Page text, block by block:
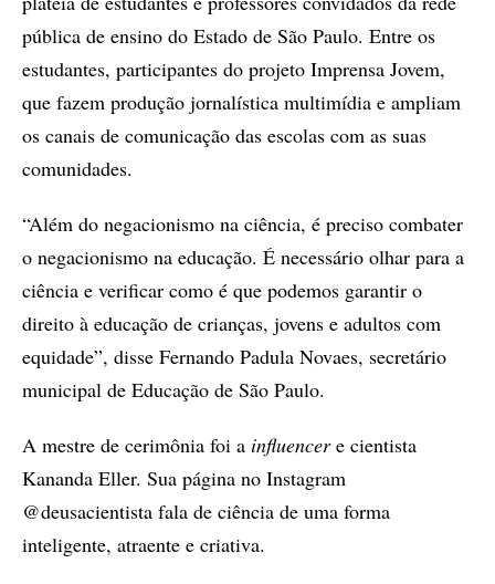
pública de ensino do Estado de São Paulo. Entre os
estudantes, participantes do projeto Imprensa Jovem,
que fazem produção jornalística multimídia e ampliam
os canais de comunicação das escolas com as suas
comunidades.
“Além do negacionismo na ciência, é preciso combater
o negacionismo na educação. É necessário olhar para a
ciência e verificar como é que podemos garantir o
direito à educação de crianças, jovens e adultos com
equidade”, disse Fernando Padula Novaes, secretário
municipal de Educação de São Paulo.
A mestre de cerimônia foi a influencere cientista
Kananda Eller. Sua página no Instagram
@deusacientista fala de ciência de uma forma
inteligente, atraente e criativa.